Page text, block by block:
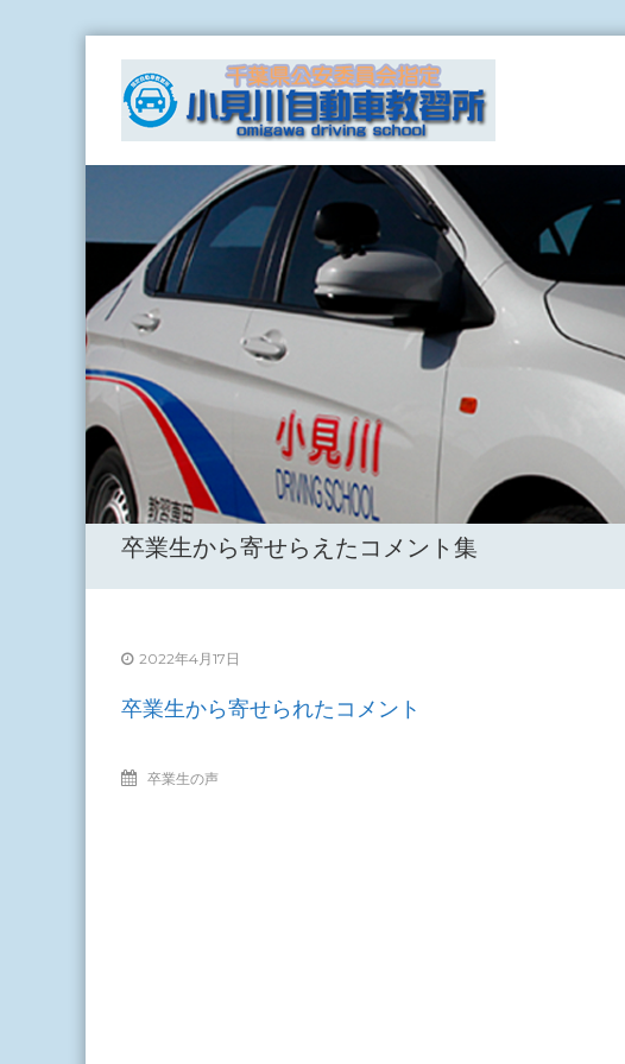
content
小
見
川
自
教
習
所
事
故
ゼ
ロ
指
し
卒業生から寄せらえたコメント集
2022年4月17日
卒業生から寄せられたコメント
卒業生の声